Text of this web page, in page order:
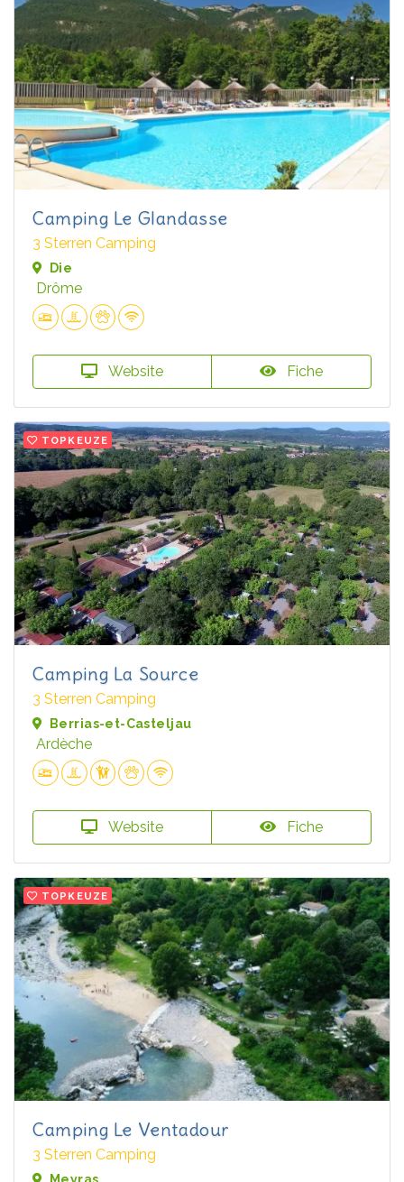
Camping Le Glandasse
3 Sterren Camping
Die
Drôme
Website Fiche
TOPKEUZE
Camping La Source
3 Sterren Camping
Berrias-et-Casteljau
Ardèche
Website Fiche
TOPKEUZE
Camping Le Ventadour
3 Sterren Camping